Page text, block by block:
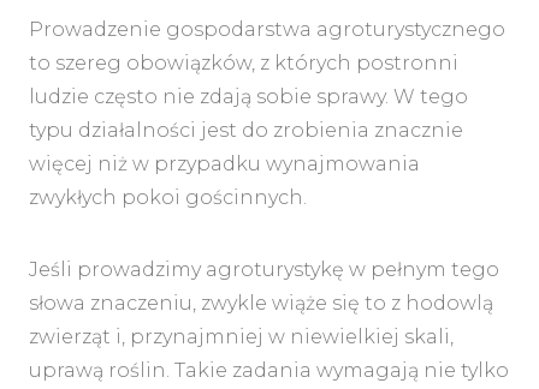
Prowadzenie gospodarstwa agroturystycznego
to szereg obowiązków, z których postronni
ludzie często nie zdają sobie sprawy. W tego
typu działalności jest do zrobienia znacznie
więcej niż w przypadku wynajmowania
zwykłych pokoi gościnnych.
Jeśli prowadzimy agroturystykę w pełnym tego
słowa znaczeniu, zwykle wiąże się to z hodowlą
zwierząt i, przynajmniej w niewielkiej skali,
uprawą roślin. Takie zadania wymagają nie tylko